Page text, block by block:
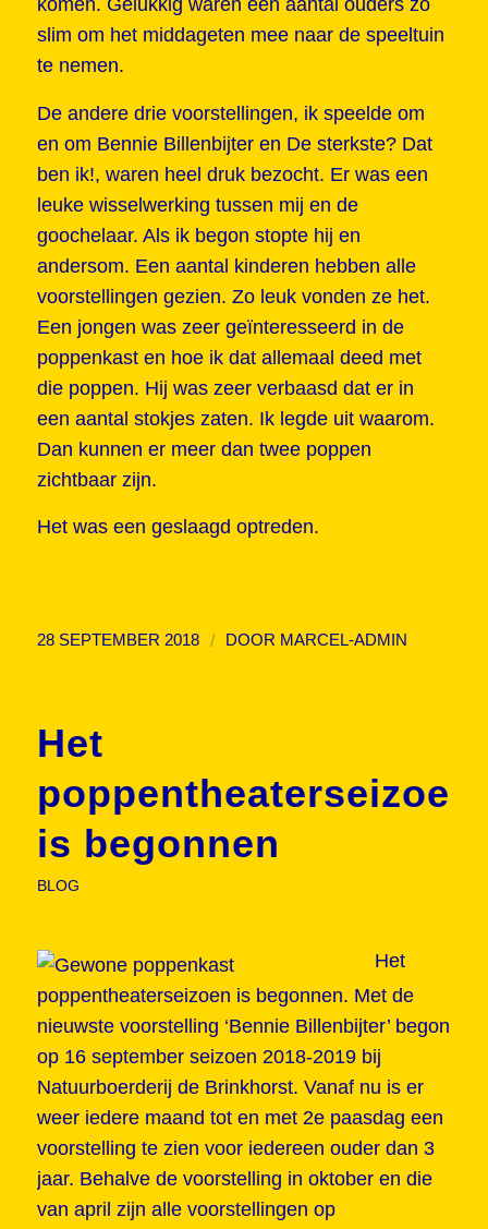
komen. Gelukkig waren een aantal ouders zo
slim om het middageten mee naar de speeltuin
te nemen.
De andere drie voorstellingen, ik speelde om
en om Bennie Billenbijter en De sterkste? Dat
ben ik!, waren heel druk bezocht. Er was een
leuke wisselwerking tussen mij en de
goochelaar. Als ik begon stopte hij en
andersom. Een aantal kinderen hebben alle
voorstellingen gezien. Zo leuk vonden ze het.
Een jongen was zeer geïnteresseerd in de
poppenkast en hoe ik dat allemaal deed met
die poppen. Hij was zeer verbaasd dat er in
een aantal stokjes zaten. Ik legde uit waarom.
Dan kunnen er meer dan twee poppen
zichtbaar zijn.
Het was een geslaagd optreden.
28 SEPTEMBER 2018 / DOOR MARCEL-ADMIN
Het
poppentheaterseizoen
is begonnen
BLOG
Het
poppentheaterseizoen is begonnen. Met de
nieuwste voorstelling ‘Bennie Billenbijter’ begon
op 16 september seizoen 2018-2019 bij
Natuurboerderij de Brinkhorst. Vanaf nu is er
weer iedere maand tot en met 2e paasdag een
voorstelling te zien voor iedereen ouder dan 3
jaar. Behalve de voorstelling in oktober en die
van april zijn alle voorstellingen op